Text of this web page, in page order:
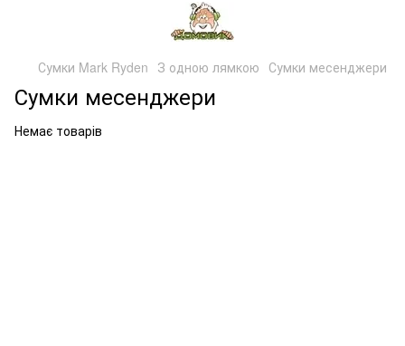
Сумки Mark Ryden З одною лямкою Сумки месенджери
Сумки месенджери
Немає товарів